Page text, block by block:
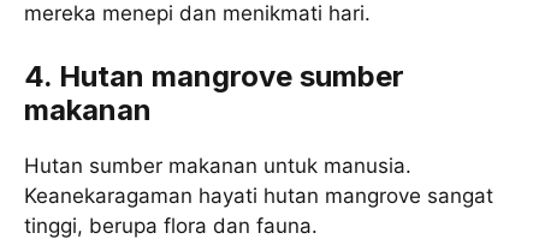
mereka menepi dan menikmati hari.
4. Hutan mangrove sumber
makanan
Hutan sumber makanan untuk manusia.
Keanekaragaman hayati hutan mangrove sangat
tinggi, berupa flora dan fauna.